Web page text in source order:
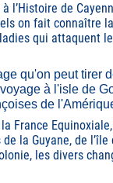
l’Histoire de
on fait connaître
qui attaquent
qu'on peut tirer
à l'isle de
de
France
la Guyane, de l’île
les divers